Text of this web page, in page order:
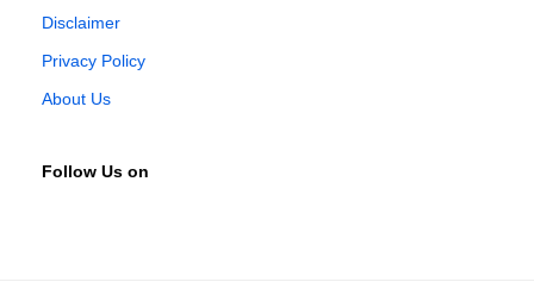
Disclaimer
Privacy Policy
About Us
Follow Us on